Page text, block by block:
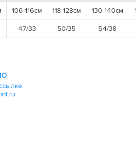
106-116см 118-128см 130-140см
47/33 50/35 54/38